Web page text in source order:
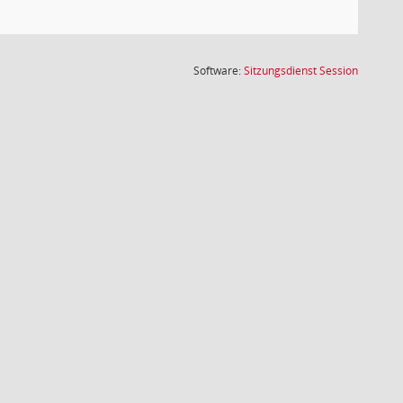
Software:SitzungsdienstSession(Wird in